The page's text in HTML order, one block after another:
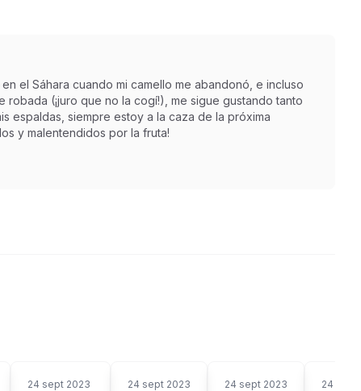
el Sáhara cuando mi camello me abandonó, e incluso
(¡juro que no la cogí!), me sigue gustando tanto
espaldas, siempre estoy a la caza de la próxima
y malentendidos por la fruta!
24 sept 2023 24 sept 2023 24 sept 2023 24 sept